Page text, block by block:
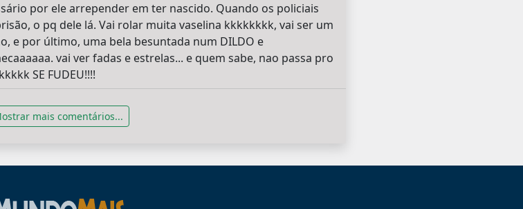
por ele arrepender em ter nascido. Quando os policiais
o pq dele lá. Vai rolar muita vaselina kkkkkkkk, vai ser um
e por último, uma bela besuntada num DILDO e
vai ver fadas e estrelas... e quem sabe, nao passa pro
SE FUDEU!!!!
mais comentários...